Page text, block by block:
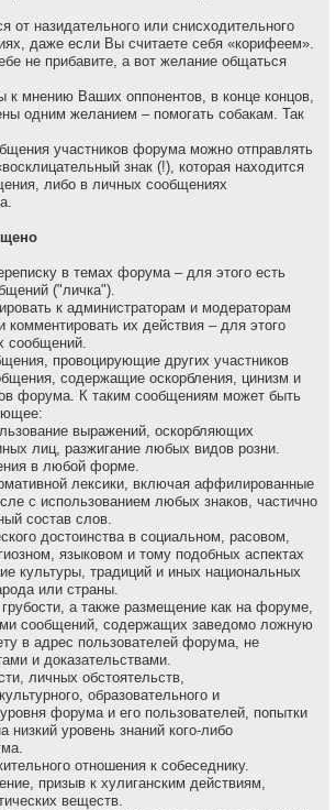
от назидательного или снисходительного
даже если Вы считаете себя «корифеем».
не прибавите, а вот желание общаться
к мнению Ваших оппонентов, в конце концов,
одним желанием – помогать собакам. Так
участников форума можно отправлять
знак (!), которая находится
либо в личных сообщениях
в темах форума – для этого есть
("личка").
к администраторам и модеpатоpам
их действия – для этого
сообщений.
провоцирующие других участников
содержащие оскоpбления, цинизм и
форума. К таким сообщениям может быть
выражений, оскорбляющих
лиц, разжигание любых видов розни.
в любой форме.
лексики, включая аффилированные
с использованием любых знаков, частично
состав слов.
достоинства в социальном, расовом,
языковом и тому подобных аспектах
культуры, традиций и иных национальных
или страны.
а также размещение как на форуме,
сообщений, содержащих заведомо ложнyю
в адрес пользователей форума, не
и доказательствами.
личных обстоятельств,
образовательного и
форума и его пользователей, попытки
низкий уровень знаний кого-либо
отношения к собеседнику.
пpизыв к хулиганским действиям,
веществ.